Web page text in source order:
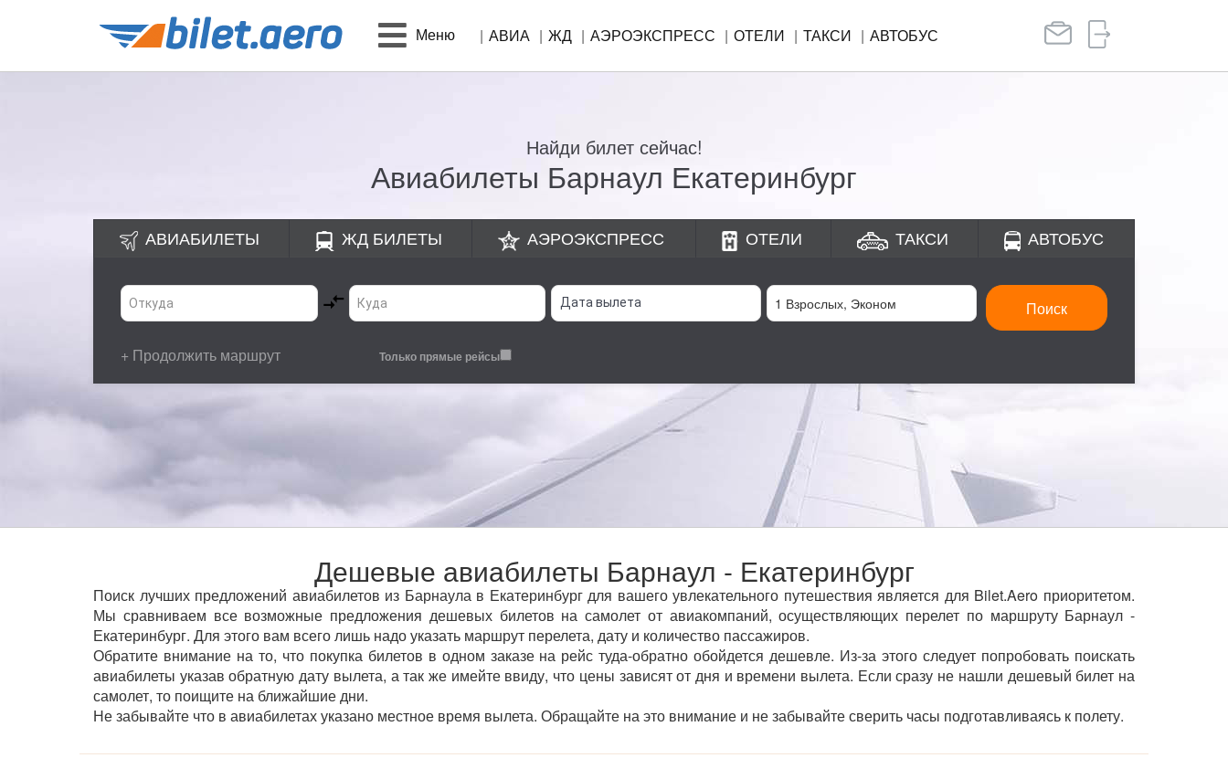
Меню АВИА ЖД АЭРОЭКСПРЕСС ОТЕЛИ ТАКСИ АВТОБУС
Найди билет сейчас!
Авиабилеты Барнаул Екатеринбург
АВИАБИЛЕТЫ ЖД БИЛЕТЫ АЭРОЭКСПРЕСС ОТЕЛИ ТАКСИ АВТОБУС
Поиск
+ Продолжить маршрут Только прямые рейсы
Дешевые авиабилеты Барнаул - Екатеринбург
Поиск лучших предложений авиабилетов из Барнаула в Екатеринбург для вашего увлекательного путешествия является для Bilet.Aero приоритетом.
Мы сравниваем все возможные предложения дешевых билетов на самолет от авиакомпаний, осуществляющих перелет по маршруту Барнаул -
Екатеринбург. Для этого вам всего лишь надо указать маршрут перелета, дату и количество пассажиров.
Обратите внимание на то, что покупка билетов в одном заказе на рейс туда-обратно обойдется дешевле. Из-за этого следует попробовать поискать
авиабилеты указав обратную дату вылета, а так же имейте ввиду, что цены зависят от дня и времени вылета. Если сразу не нашли дешевый билет на
самолет, то поищите на ближайшие дни.
Не забывайте что в авиабилетах указано местное время вылета. Обращайте на это внимание и не забывайте сверить часы подготавливаясь к полету.